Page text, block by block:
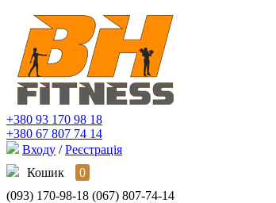
+380 93 170 98 18
+380 67 807 74 14
Входу / Реєстрація
Кошик
0
(093) 170-98-18 (067) 807-74-14